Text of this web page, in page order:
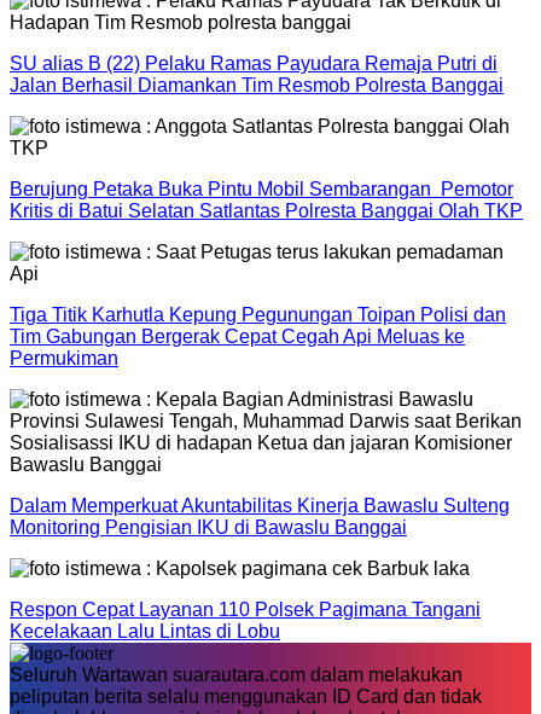
SU alias B (22) Pelaku Ramas Payudara Remaja Putri di
Jalan Berhasil Diamankan Tim Resmob Polresta Banggai
Berujung Petaka Buka Pintu Mobil Sembarangan Pemotor
Kritis di Batui Selatan Satlantas Polresta Banggai Olah TKP
Tiga Titik Karhutla Kepung Pegunungan Toipan Polisi dan
Tim Gabungan Bergerak Cepat Cegah Api Meluas ke
Permukiman
Dalam Memperkuat Akuntabilitas Kinerja Bawaslu Sulteng
Monitoring Pengisian IKU di Bawaslu Banggai
Respon Cepat Layanan 110 Polsek Pagimana Tangani
Kecelakaan Lalu Lintas di Lobu
Seluruh Wartawan suarautara.com dalam melakukan
peliputan berita selalu menggunakan ID Card dan tidak